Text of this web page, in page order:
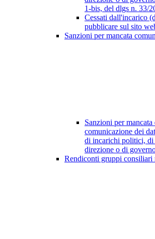
1-bis, del dlgs n. 33/
Cessati dall'incarico
pubblicare sul sito
Sanzioni per mancata
Sanzioni per
comunicazione dei
di incarichi politici, di
direzione o di
Rendiconti gruppi